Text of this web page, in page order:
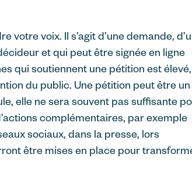
voix. Il s’agit d’une demande,
et qui peut être signée en ligne
qui soutiennent une pétition est élevé,
du public. Une pétition peut être un
elle ne sera souvent pas suffisante
complémentaires, par exemple
sociaux, dans la presse, lors
être mises en place pour